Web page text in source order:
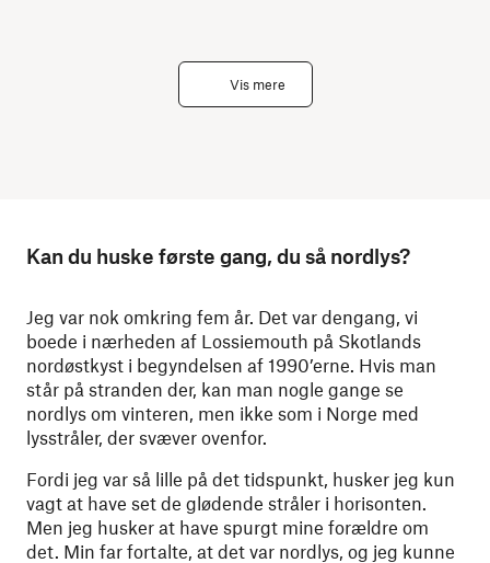
Vis mere
Kan du huske første gang, du så nordlys?
Jeg var nok omkring fem år. Det var dengang, vi
boede i nærheden af Lossiemouth på Skotlands
nordøstkyst i begyndelsen af 1990’erne. Hvis man
står på stranden der, kan man nogle gange se
nordlys om vinteren, men ikke som i Norge med
lysstråler, der svæver ovenfor.
Fordi jeg var så lille på det tidspunkt, husker jeg kun
vagt at have set de glødende stråler i horisonten.
Men jeg husker at have spurgt mine forældre om
det. Min far fortalte, at det var nordlys, og jeg kunne